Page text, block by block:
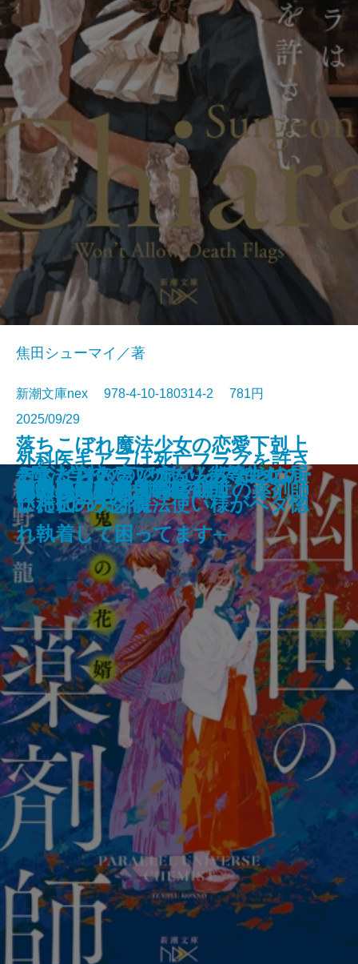
忘らるる惑星
8月31日の初恋
君を狂気と呼ぶのなら
アルネの事件簿─Strange life─
コンビニ兄弟5─テンダネス門司港
こがね村店─
このクリニックはつぶれます！2
─医療コンサル高柴一香の診断─
美しい探偵に必要な殺人
僕の青春をクイズに捧ぐ
巫女は月夜に殺される
外科医キアラは死亡フラグを許さ
ない─死人だらけのシナリオは、
前世の知識で書きかえます─
焦田シューマイ／著
新潮文庫nex 978-4-10-180314-2 781円
2025/09/29
鬼の花婿 幽世の薬剤師
さよならの言い方なんて知らな
い。10
蜘蛛屋敷の殺人
龍ノ国幻想8 呱呱の声
落ちこぼれ魔法少女の恋愛下剋上
─魔法学校のワケあり劣等生なの
に稀代の天才魔法使い様がベタ惚
れ執着して困ってます─
おとどけものです。─あなたに届
いた6つの恐怖─
デス・ストランディング2─オン・
ザ・ビーチ─
記憶の鍵盤
町内会死者蘇生事件
あやかしの仇討ち 幽世の薬剤師